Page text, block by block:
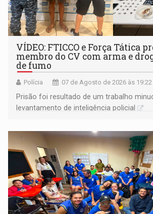
VÍDEO: FTICCO e Força Tática
membro do CV com arma e
de fumo
Polícia 07 de Agosto de 2026 às 19:22
Prisão foi resultado de um trabalho
levantamento de inteligência policial